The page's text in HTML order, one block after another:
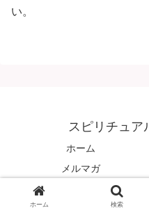
い。
スピリチュ
ホーム
メルマガ
© 2008 スピリチ
ホーム 検索